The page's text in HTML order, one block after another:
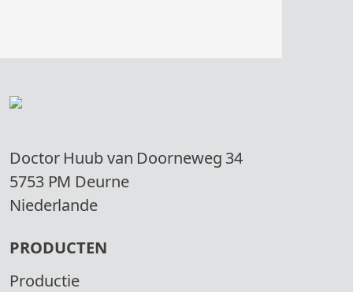
Doctor Huub van Doorneweg 34
5753 PM Deurne
Niederlande
PRODUCTEN
Productie